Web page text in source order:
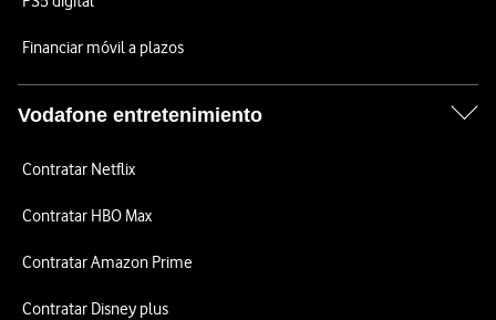
Financiar móvil a plazos
Vodafone entretenimiento
Contratar Netflix
Contratar HBO Max
Contratar Amazon Prime
Contratar Disney plus